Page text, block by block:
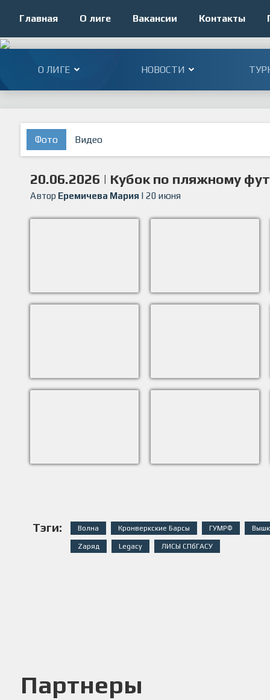
Главная О лиге Вакансии Контакты
О ЛИГЕ НОВОСТИ
Фото Видео
20.06.2026 | Кубок по пляжному
Автор Еремичева Мария | 20 июня
Тэги: Волна Кронверкские Барсы ГУМРФ
Zаряд Legacy ЛИСЫ СПбГАСУ
Партнеры